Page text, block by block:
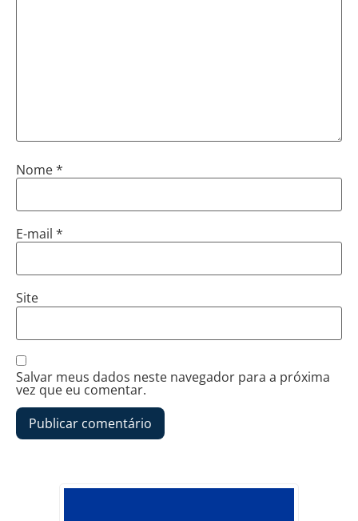
Nome*
E-mail *
Site
Salvar meus dados neste navegador para a próxima
vez que eu comentar.